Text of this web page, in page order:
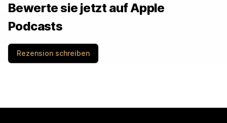
Bewerte sie jetzt auf Apple
Podcasts
Rezension schreiben